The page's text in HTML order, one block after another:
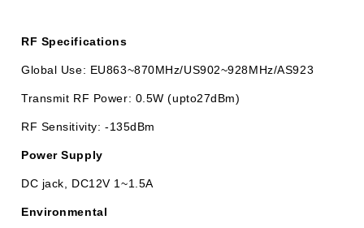
RF Specifications
Global Use: EU863~870MHz/US902~928MHz/AS923
Transmit RF Power: 0.5W (upto27dBm)
RF Sensitivity: -135dBm
Power Supply
DC jack, DC12V 1~1.5A
Environmental